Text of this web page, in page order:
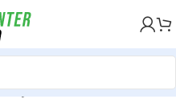
kotúčov Gas Gas